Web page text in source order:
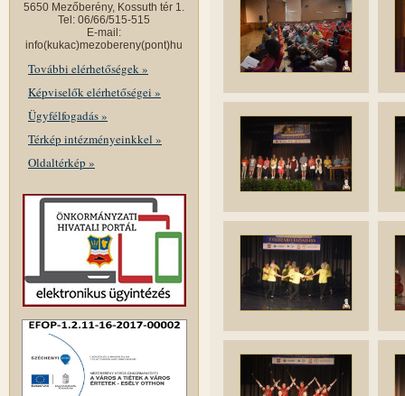
5650 Mezőberény, Kossuth tér 1.
Tel: 06/66/515-515
E-mail:
info(kukac)mezobereny(pont)hu
További elérhetőségek »
Képviselők elérhetőségei »
Ügyfélfogadás »
Térkép intézményeinkkel »
Oldaltérkép »